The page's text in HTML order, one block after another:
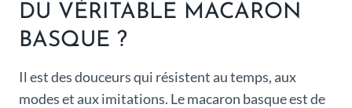
DU VÉRITABLE MACARON
BASQUE ?
Il est des douceurs qui résistent au temps, aux
modes et aux imitations. Le macaron basque est de